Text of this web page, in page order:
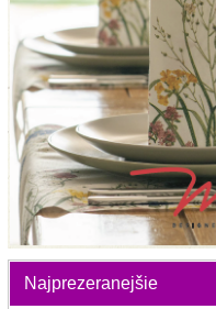
Najprezeranejšie